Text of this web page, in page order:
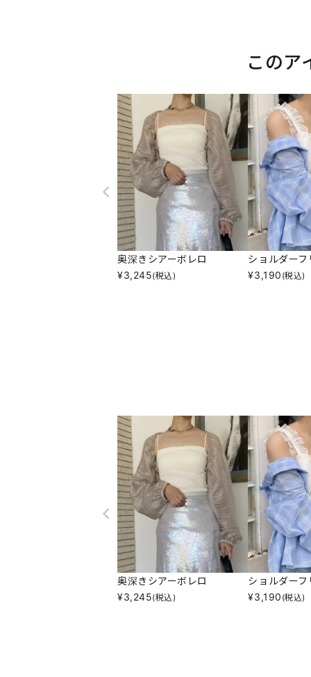
このア
奥深きシアーボレロ
¥3,245(税込)
ショルダー
¥3,190 (税込)
奥深きシアーボレロ
¥3,245(税込)
ショルダー
¥3,190 (税込)